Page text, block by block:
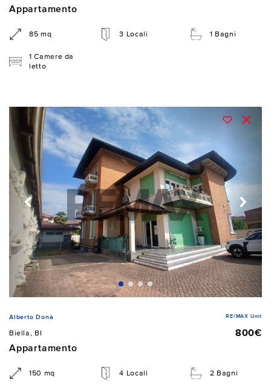
Appartamento
85 mq 3 Locali 1 Bagni
1 Camere da
letto
Alberto Donà RE/MAX Unit
Biella, BI
800€
Appartamento
150 mq 4 Locali 2 Bagni